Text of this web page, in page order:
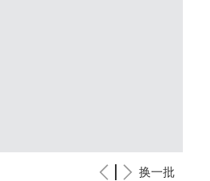
换一批